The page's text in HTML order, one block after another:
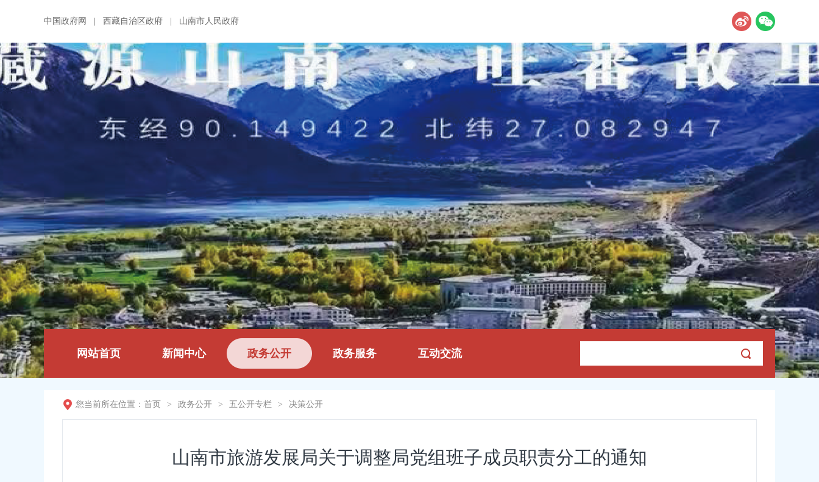
中国政府网 西藏自治区政府 山南市人民政府
网站首页 新闻中心 政务公开 政务服务 互动交流
您当前所在位置： 首页 > 政务公开 > 五公开专栏 > 决策公开
山南市旅游发展局关于调整局党组班子成员职责分工的通知